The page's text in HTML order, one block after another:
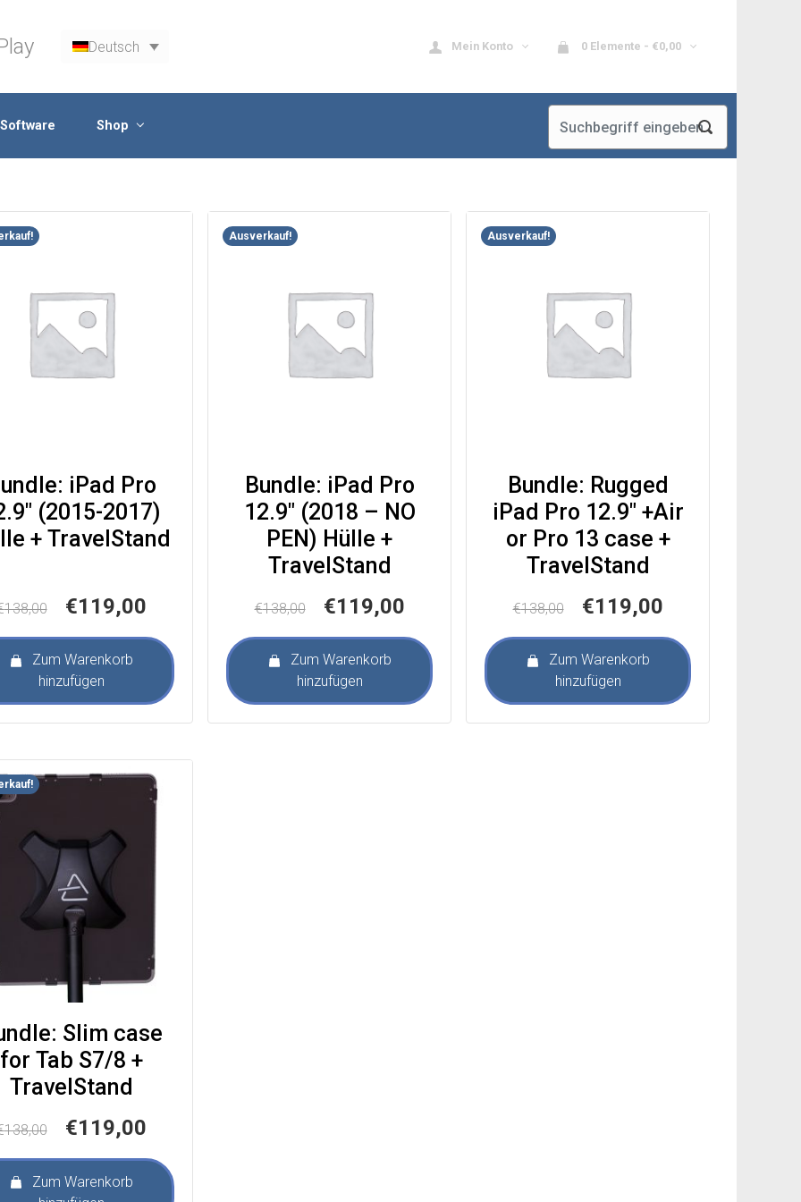
Deutsch Mein Konto 0 Elemente - €0,00
Software Shop
iPad Pro
(2015-2017)
+ TravelStand
138,00
Ursprünglicher
war:
€138,00
€119,00Aktueller
ist:
€119,00.
Zum Warenkorb
hinzufügen
Ausverkauf!
Bundle: iPad Pro
12.9″ (2018 – NO
PEN) Hülle +
TravelStand
€138,00
Ursprünglicher
war:
€138,00
€119,00Aktueller
ist:
€119,00.
Zum Warenkorb
hinzufügen
Ausverkauf!
Bundle: Rugged
iPad Pro 12.9″ +Air
or Pro 13 case +
TravelStand
€138,00
Ursprünglicher
war:
€138,00
€119,00Aktueller
ist:
€119,00.
Zum Warenkorb
hinzufügen
Slim case
for Tab S7/8 +
TravelStand
138,00
Ursprünglicher
war:
€138,00
€119,00Aktueller
ist:
€119,00.
Zum Warenkorb